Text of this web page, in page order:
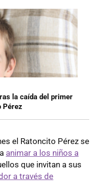
la caída del primer
Pérez
el Ratoncito Pérez se
animar a los niños a
que invitan a sus
a través de